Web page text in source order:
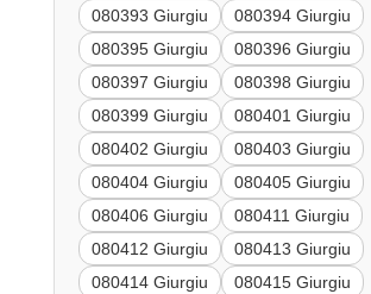
080393 Giurgiu
080394 Giurgiu
080395 Giurgiu
080396 Giurgiu
080397 Giurgiu
080398 Giurgiu
080399 Giurgiu
080401 Giurgiu
080402 Giurgiu
080403 Giurgiu
080404 Giurgiu
080405 Giurgiu
080406 Giurgiu
080411 Giurgiu
080412 Giurgiu
080413 Giurgiu
080414 Giurgiu
080415 Giurgiu